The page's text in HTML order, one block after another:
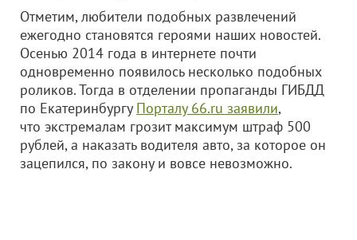
Отметим, любители подобных развлечений
ежегодно становятся героями наших новостей.
Осенью 2014 года в интернете почти
одновременно появилось несколько подобных
роликов. Тогда в отделении пропаганды ГИБДД
по Екатеринбургу Порталу 66.ru заявили,
что экстремалам грозит максимум штраф 500
рублей, а наказать водителя авто, за которое он
зацепился, по закону и вовсе невозможно.